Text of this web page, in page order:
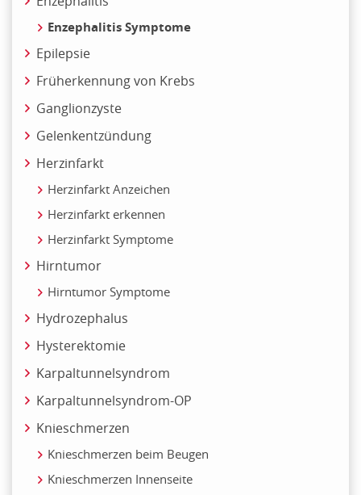
Enzephalitis Symptome
Epilepsie
Früherkennung von Krebs
Ganglionzyste
Gelenkentzündung
Herzinfarkt
Herzinfarkt Anzeichen
Herzinfarkt erkennen
Herzinfarkt Symptome
Hirntumor
Hirntumor Symptome
Hydrozephalus
Hysterektomie
Karpaltunnelsyndrom
Karpaltunnelsyndrom-OP
Knieschmerzen
Knieschmerzen beim Beugen
Knieschmerzen Innenseite